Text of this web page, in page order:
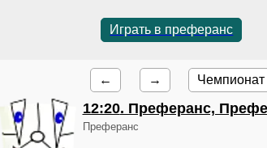
Играть в преферанс
← → Чемпионат
12:20. Преферанс,
Преферанс